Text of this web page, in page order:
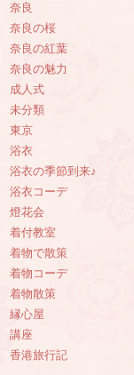
奈良
奈良の桜
奈良の紅葉
奈良の魅力
成人式
未分類
東京
浴衣
浴衣の季節到来♪
浴衣コーデ
燈花会
着付教室
着物で散策
着物コーデ
着物散策
縁心屋
講座
香港旅行記